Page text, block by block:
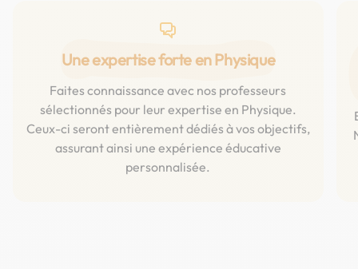
Une expertise forte en Physique
Faites connaissance avec nos professeurs
sélectionnés pour leur expertise en Physique.
Ceux-ci seront entièrement dédiés à vos objectifs,
assurant ainsi une expérience éducative
personnalisée.